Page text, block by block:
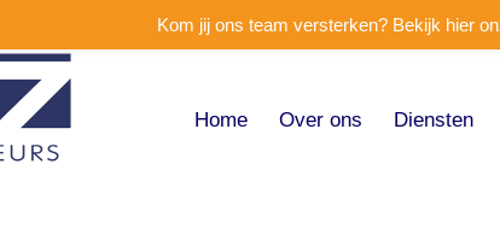
Home Over ons Diensten
Kom jij ons team versterken? Bekijk hier